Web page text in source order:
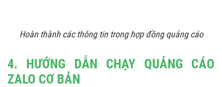
Hoàn thành các thông tin trong hợp đồng quảng cáo
4. HƯỚNG DẪN CHẠY QUẢNG CÁO
ZALO CƠ BẢN